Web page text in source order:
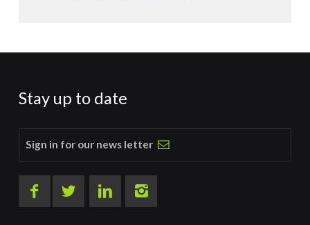
Stay up to date
Sign in for our news letter